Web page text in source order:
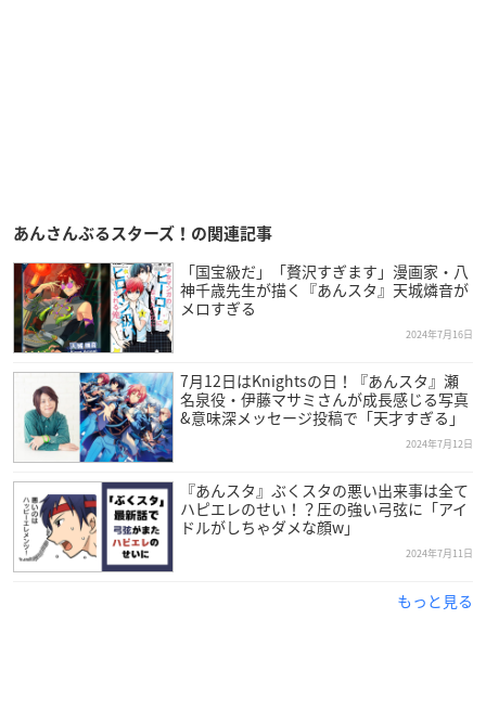
あんさんぶるスターズ！の関連記事
「国宝級だ」「贅沢すぎます」漫画家・八
神千歳先生が描く『あんスタ』天城燐音が
メロすぎる
2024年7月16日
7月12日はKnightsの日！『あんスタ』瀬
名泉役・伊藤マサミさんが成長感じる写真
&意味深メッセージ投稿で「天才すぎる」
2024年7月12日
『あんスタ』ぶくスタの悪い出来事は全て
ハピエレのせい！？圧の強い弓弦に「アイ
ドルがしちゃダメな顔w」
2024年7月11日
もっと見る